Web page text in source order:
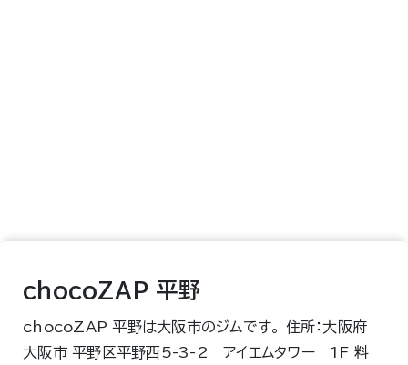
chocoZAP 平野
chocoZAP 平野は大阪市のジムです。 住所：大阪府
大阪市 平野区平野西5-3-2 アイエムタワー 1F 料